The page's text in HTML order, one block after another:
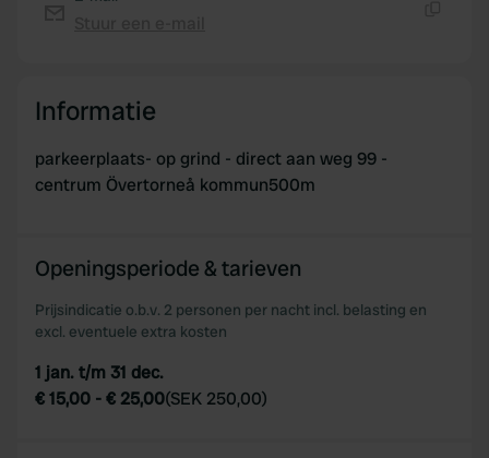
provided to them or that they’ve collected from your use
Informatie
parkeerplaats- op grind - direct aan weg 99 -
centrum Övertorneå kommun500m
Openingsperiode & tarieven
Prijsindicatie o.b.v. 2 personen per nacht incl. belasting en
excl. eventuele extra kosten
1 jan. t/m 31 dec.
€ 15,00 -€ 25,00(SEK 250,00)